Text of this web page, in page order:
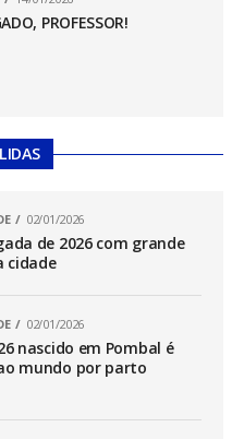
PROFESSOR!
02/01/2026
de 2026 com grande
cidade
02/01/2026
nascido em Pombal é
mundo por parto